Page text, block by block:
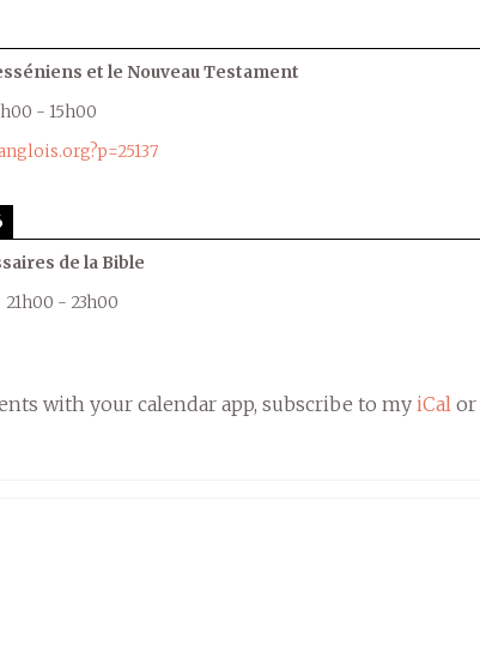
et le Nouveau Testament
- 15h00
de la Bible
21h00 - 23h00
with your calendar app, subscribe to my iCal or